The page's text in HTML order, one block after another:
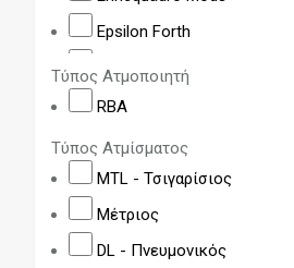
Epsilon Forth
Golden Greek
HUSSAR VAPES
K-C Mods
Limelight Mechanics
Lost Vape
Mission XV
Τύπος Ατμοποιητή
RBA
Τύπος Ατμίσματος
MTL - Τσιγαρίσιος
Μέτριος
DL - Πνευμονικός